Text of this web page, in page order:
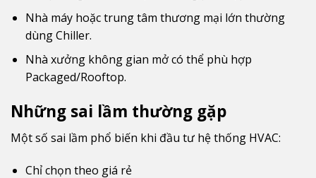
Nhà máy hoặc trung tâm thương mại lớn thường
dùng Chiller.
Nhà xưởng không gian mở có thể phù hợp
Packaged/Rooftop.
Những sai lầm thường gặp
Một số sai lầm phổ biến khi đầu tư hệ thống HVAC:
Chỉ chọn theo giá rẻ